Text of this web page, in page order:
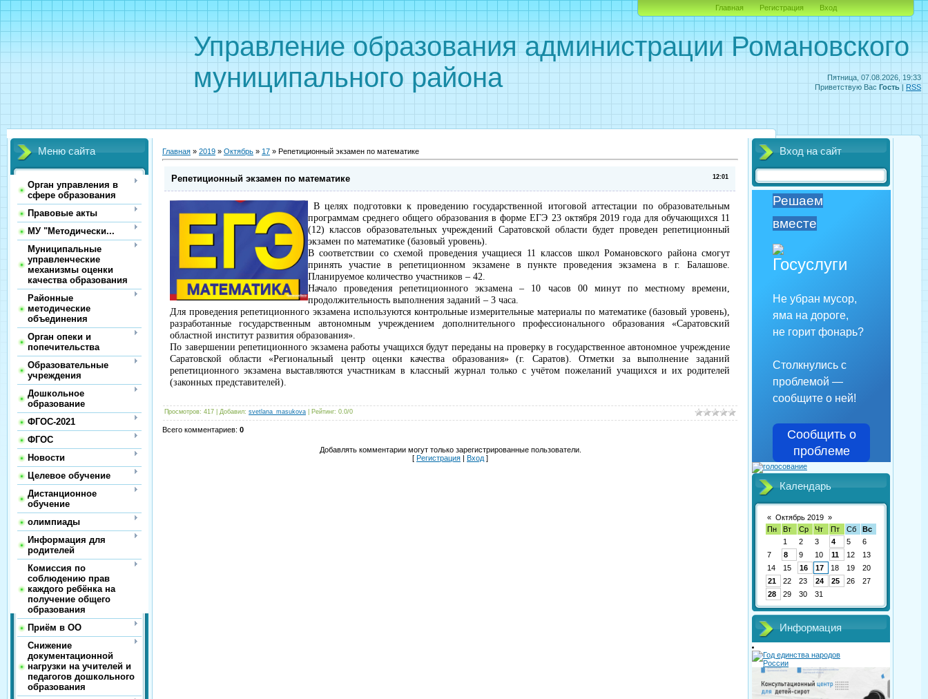
Пятница, 07.08.2026, 19:33
Управление образования администрации Романовского
муниципального района
Приветствую Вас Гость | RSS
Главная Регистрация Вход
Меню сайта
Орган управления в
сфере образования
Правовые акты
МУ "Методически...
Муниципальные
управленческие
механизмы оценки
качества образования
Районные
методические
объединения
Орган опеки и
попечительства
Образовательные
учреждения
Дошкольное
образование
ФГОС-2021
ФГОС
Новости
Целевое обучение
Дистанционное
обучение
олимпиады
Информация для
родителей
Комиссия по
соблюдению прав
каждого ребёнка на
получение общего
образования
Приём в ОО
Снижение
документационной
нагрузки на учителей и
педагогов дошкольного
образования
Главная » 2019 » Октябрь » 17 » Репетиционный экзамен по математике
12:01
Репетиционный экзамен по математике
В целях подготовки к проведению государственной итоговой аттестации по образовательным
программам среднего общего образования в форме ЕГЭ 23 октября 2019 года для обучающихся 11
(12) классов образовательных учреждений Саратовской областибудет проведен репетиционный
экзамен по математике (базовый уровень).
В соответствии со схемой проведения учащиеся 11 классов школ Романовского района смогут
принять участие в репетиционном экзамене в пункте проведения экзамена в г. Балашове.
Планируемое количество участников – 42.
Начало проведения репетиционного экзамена – 10 часов 00 минут по местному времени,
продолжительность выполнения заданий – 3 часа.
Для проведения репетиционного экзамена используются контрольные измерительные материалы по математике (базовый уровень),
разработанные государственным автономным учреждением дополнительного профессионального образования «Саратовский
областной институт развития образования».
По завершении репетиционного экзамена работы учащихся будут переданы на проверку в государственное автономное учреждение
Саратовской области «Региональный центр оценки качества образования» (г. Саратов). Отметки за выполнение заданий
репетиционного экзамена выставляются участникам в классный журнал только с учётом пожеланий учащихся и их родителей
(законных представителей).
Просмотров: 417 Добавил: svetlana_masukova Рейтинг: 0.0/0
Всего комментариев: 0
Добавлять комментарии могут только зарегистрированные пользователи.
[ Регистрация | Вход ]
Вход на сайт
Решаем
вместе
Не убран мусор,
яма на дороге,
не горит фонарь?
Столкнулись с
проблемой —
сообщите о ней!
Сообщить о
проблеме
Календарь
« Октябрь 2019 »
Пн
Вт Ср Чт Пт Сб
Вс
1
2 3 4 5
6
7
8 9 10 11 12
13
14
15 16 17 18 19
20
21
22 23 24 25 26
27
28
29 30 31
Информация